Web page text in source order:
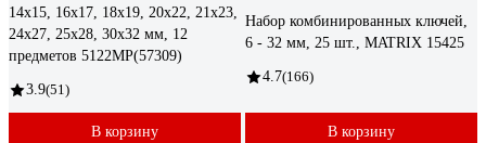
14x15, 16x17, 18x19, 20x22, 21x23,
24x27, 25x28, 30x32 мм, 12
предметов 5122MP(57309)
3.9(51)
В корзину
Набор комбинированных ключей,
6 - 32 мм, 25 шт., MATRIX 15425
4.7(166)
В корзину